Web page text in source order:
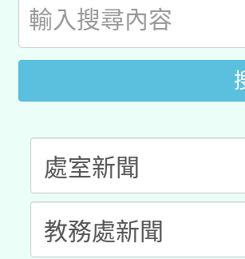
用水績優單位
動」
桃園市孔廟祈
開 智慧啟航」
2026年桃園